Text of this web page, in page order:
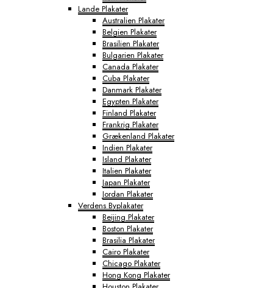
Lande Plakater
Australien Plakater
Belgien Plakater
Brasilien Plakater
Bulgarien Plakater
Canada Plakater
Cuba Plakater
Danmark Plakater
Egypten Plakater
Finland Plakater
Frankrig Plakater
Grækenland Plakater
Indien Plakater
Island Plakater
Italien Plakater
Japan Plakater
Jordan Plakater
Verdens Byplakater
Beijing Plakater
Boston Plakater
Brasilia Plakater
Cairo Plakater
Chicago Plakater
Hong Kong Plakater